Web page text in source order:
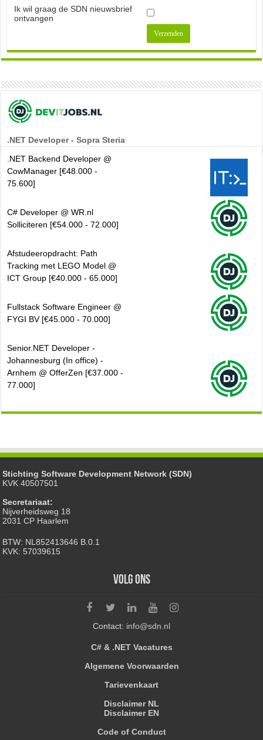
Ik wil graag de SDN nieuwsbrief
ontvangen
.NET Developer - Sopra Steria
.NET Backend Developer @
CowManager [€48.000 -
75.600]
C# Developer @ WR.nl
Solliciteren [€54.000 - 72.000]
Afstudeeropdracht: Path
Tracking met LEGO Model @
ICT Group [€40.000 - 65.000]
Fullstack Software Engineer @
FYGI BV [€45.000 - 70.000]
Senior.NET Developer -
Johannesburg (In office) -
Arnhem @ OfferZen [€37.000 -
77.000]
Stichting Software Development Network (SDN)
KVK 40507501
Secretariaat:
Nijverheidsweg 18
2031 CP Haarlem
BTW: NL852413646 B.0.1
KVK: 57039615
Volg ons
Contact: info@sdn.nl
C# & .NET Vacatures
Algemene Voorwaarden
Tarievenkaart
Disclaimer NL
Disclaimer EN
Code of Conduct